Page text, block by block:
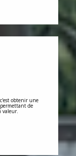
obtenir une
de
valeur.